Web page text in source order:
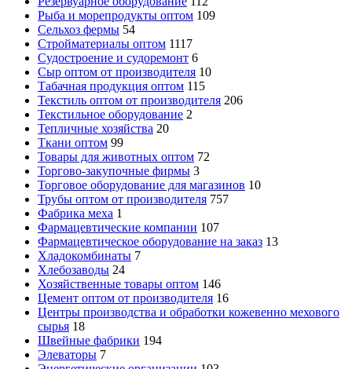
Рыба и морепродукты оптом 109
Сельхоз фермы 54
Стройматериалы оптом 1117
Судостроение и судоремонт 6
Сыр оптом от производителя 10
Табачная продукция оптом 115
Текстиль оптом от производителя 206
Текстильное оборудование 2
Тепличные хозяйства 20
Ткани оптом 99
Товары для животных оптом 72
Торгово-закупочные фирмы 3
Торговое оборудование для магазинов 10
Трубы оптом от производителя 757
Фабрика меха 1
Фармацевтические компании 107
Фармацевтическое оборудование на заказ 13
Хладокомбинаты 7
Хлебозаводы 24
Хозяйственные товары оптом 146
Цемент оптом от производителя 16
Центры производства и обработки кожевенно мехового
сырья 18
Швейные фабрики 194
Элеваторы 7